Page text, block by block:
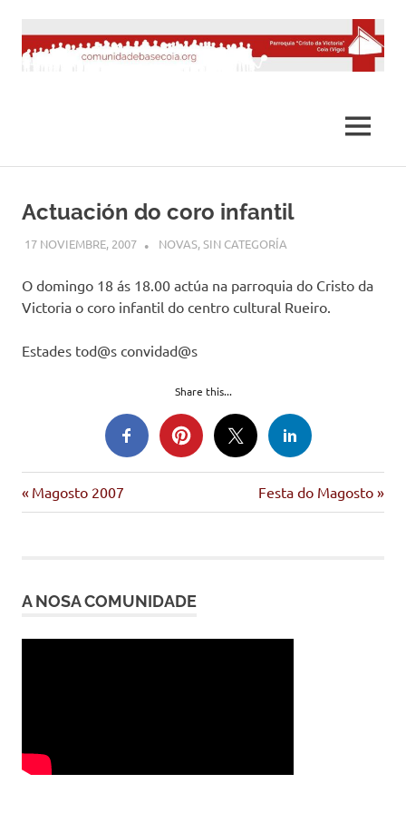
contenido
MENÚ
Actuación do coro infantil
17 NOVIEMBRE, 2007 DESARROLLO
NOVAS,SIN CATEGORÍA
O domingo 18 ás 18.00 actúa na parroquia do Cristo da
Victoria o coro infantil do centro cultural Rueiro.
Estades tod@s convidad@s
Share this...
Navegación
Entrada
anterior:
Magosto 2007
Siguiente
entrada:
Festa do Magosto
A NOSA COMUNIDADE